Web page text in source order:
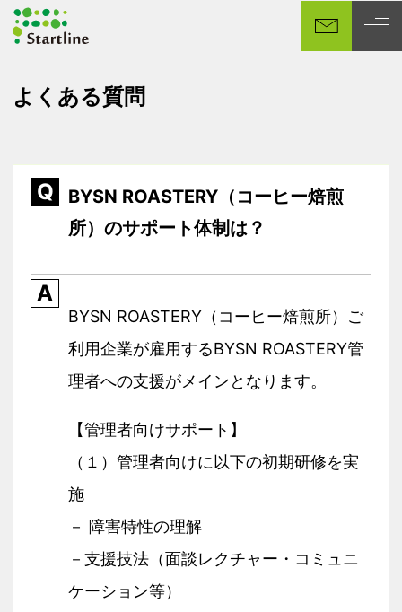
イ
ツ
よくある質問
Q
BYSN ROASTERY（コーヒー焙煎
所）のサポート体制は？
A
BYSN ROASTERY（コーヒー焙煎所）ご
利用企業が雇用するBYSN ROASTERY管
理者への支援がメインとなります。
【管理者向けサポート】
（１）管理者向けに以下の初期研修を実
施
－ 障害特性の理解
－支援技法（面談レクチャー・コミュニ
ケーション等）